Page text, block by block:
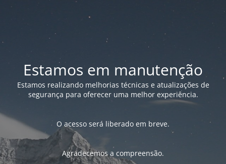
Estamos em manutenção
Estamos realizando melhorias técnicas e atualizações de
segurança para oferecer uma melhor experiência.
O acesso será liberado em breve.
Agradecemos a compreensão.